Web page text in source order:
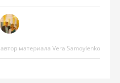
автор материала Vera Samoylenko